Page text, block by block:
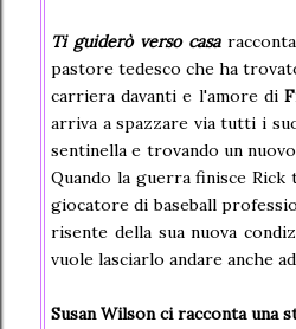
Ti guiderò verso casa
pastore tedesco che ha
carriera davanti e l'amore di
arriva a spazzare via tutti i
sentinella e trovando un
Quando la guerra finisce
giocatore di baseball
risente della sua nuova
vuole lasciarlo andare anche
Susan Wilson ci racconta una